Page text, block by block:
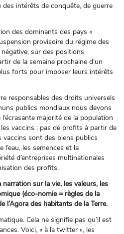
intérêts de conquête, de guerre
des dominants des pays «
provisoire du régime des
sur des positions
de la semaine prochaine d’un
forts pour imposer leurs intérêts
responsables des droits universels
publics mondiaux nous devons
majorité de la population
vaccins ; pas de profits à partir de
vaccins sont des biens publics
les semences et la
d’entreprises multinationales
des profits.
narration sur la vie, les valeurs, les
(éco-nomie = règles de la
l’Agora des habitants de la Terre.
Cela ne signifie pas qu’il est
Voici, « à la twitter », les